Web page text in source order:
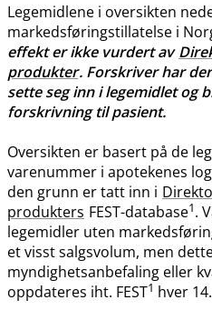
Legemidlene i oversikten
markedsføringstillatelse i
effekt er ikke vurdert av
produkter. Forskriver har
sette seg inn i legemidlet og
forskrivning til pasient.
Oversikten er basert på de
varenummer i apotekenes
den grunn er tatt inn i
produkters FEST-database1.
legemidler uten
et visst salgsvolum, men
myndighetsanbefaling eller
oppdateres iht. FEST1 hver